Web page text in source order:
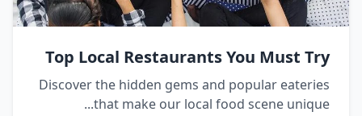
Top Local Restaurants You Must Try
Discover the hidden gems and popular eateries
that make our local food scene unique...